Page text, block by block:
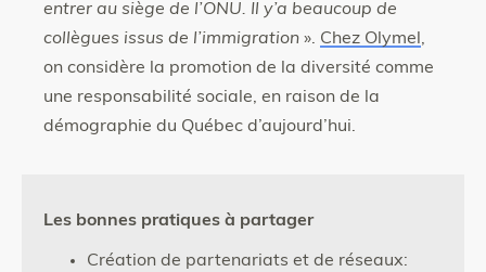
entrer au siège de l’ONU. Il y’a beaucoup de
collègues issus de l’immigration ». Chez Olymel ,
on considère la promotion de la diversité comme
une responsabilité sociale, en raison de la
démographie du Québec d’aujourd’hui.
Les bonnes pratiques à partager
Création de partenariats et de réseaux: